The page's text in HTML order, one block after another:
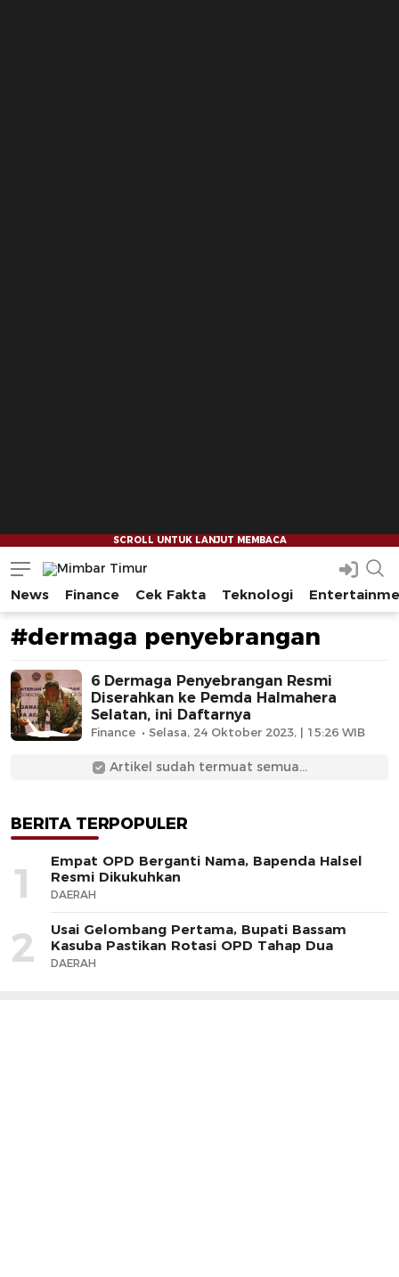
Mimbar Timur
Media Berjaringan Indonesia Timur
News Finance Cek Fakta Teknologi
#dermaga penyebrangan
6 Dermaga Penyebrangan Resmi
Diserahkan ke Pemda Halmahera
Selatan, ini Daftarnya
Finance Selasa, 24 Oktober 2023, | 15:26 WIB
Artikel sudah termuat semua...
BERITA TERPOPULER
1
Empat OPD Berganti Nama, Bapenda Halsel
Resmi Dikukuhkan
DAERAH
2
Usai Gelombang Pertama, Bupati Bassam
Kasuba Pastikan Rotasi OPD Tahap Dua
DAERAH